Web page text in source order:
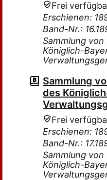
Frei
Erschienen:
Band-Nr.:
Sammlung
Königlich-
Sammlung
des
Frei
Erschienen:
Band-Nr.:
Sammlung
Königlich-